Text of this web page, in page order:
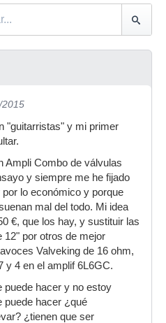
2015
"guitarristas" y mi primer
Ampli Combo de válvulas
y siempre me he fijado
lo económico y porque
mal del todo. Mi idea
€, que los hay, y sustituir las
por otros de mejor
Valveking de 16 ohm,
y 4 en el amplif 6L6GC.
puede hacer y no estoy
puede hacer ¿qué
¿tienen que ser